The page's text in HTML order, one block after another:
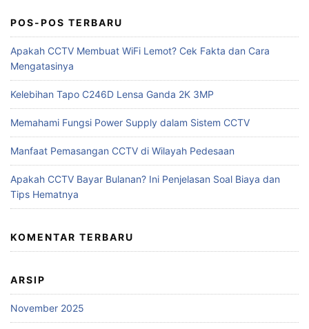
POS-POS TERBARU
Apakah CCTV Membuat WiFi Lemot? Cek Fakta dan Cara
Mengatasinya
Kelebihan Tapo C246D Lensa Ganda 2K 3MP
Memahami Fungsi Power Supply dalam Sistem CCTV
Manfaat Pemasangan CCTV di Wilayah Pedesaan
Apakah CCTV Bayar Bulanan? Ini Penjelasan Soal Biaya dan
Tips Hematnya
KOMENTAR TERBARU
ARSIP
November 2025